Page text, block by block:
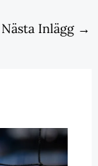
Nästa Inlägg →